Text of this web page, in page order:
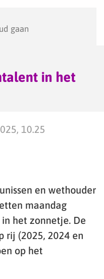
gaan
in het
10.25
en wethouder
maandag
het zonnetje. De
rij (2025, 2024 en
op het